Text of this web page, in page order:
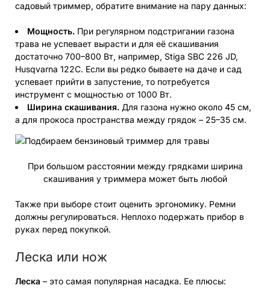
садовый триммер, обратите внимание на пару данных:
Мощность. При регулярном подстригании газона
трава не успевает вырасти и для её скашивания
достаточно 700–800 Вт, например, Stiga SBC 226 JD,
Husqvarna 122C. Если вы редко бываете на даче и сад
успевает прийти в запустение, то потребуется
инструмент с мощностью от 1000 Вт.
Ширина скашивания. Для газона нужно около 45 см,
а для прокоса пространства между грядок – 25–35 см.
При большом расстоянии между грядками ширина
скашивания у триммера может быть любой
Также при выборе стоит оценить эргономику. Ремни
должны регулироваться. Неплохо подержать прибор в
руках перед покупкой.
Леска или нож
Леска – это самая популярная насадка. Ее плюсы: